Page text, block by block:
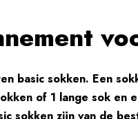
basic sokken. Een
of 1 lange sok
sokken zijn van de